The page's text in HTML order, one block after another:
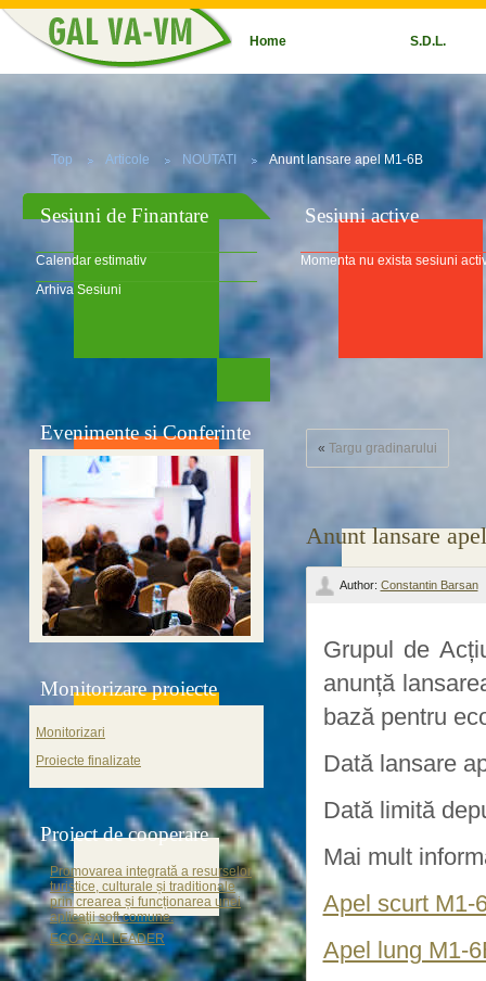
Home S.D.L.
Top Articole NOUTATI Anunt lansare apel M1-6B
Sesiuni de Finantare
Calendar estimativ
Arhiva Sesiuni
Sesiuni active
Momenta nu exista sesiuni
« Targu gradinarului
Anunt lansare
Author: Constantin Barsan
Grupul de
anunță
bază pentru
Dată lansare
Dată limită
Mai mult
Apel scurt M1-
Apel lung M1-
Evenimente si Conferinte
Monitorizare proiecte
Monitorizari
Proiecte finalizate
Proiect de cooperare
Promovarea integrată a resurselor
turistice, culturale și traditionale
prin crearea și funcționarea unei
aplicații soft comune.
ECO-GAL LEADER